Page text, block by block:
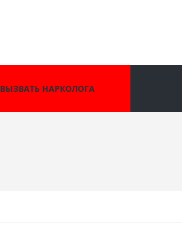
ВЫЗВАТЬ НАРКОЛОГА